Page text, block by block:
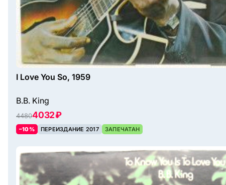
I Love You So, 1959
B.B. King
44804032 ₽
–10% ПЕРЕИЗДАНИЕ 2017 ЗАПЕЧАТАН